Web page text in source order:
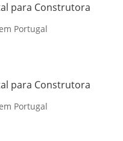
para Construtora
Portugal
para Construtora
Portugal